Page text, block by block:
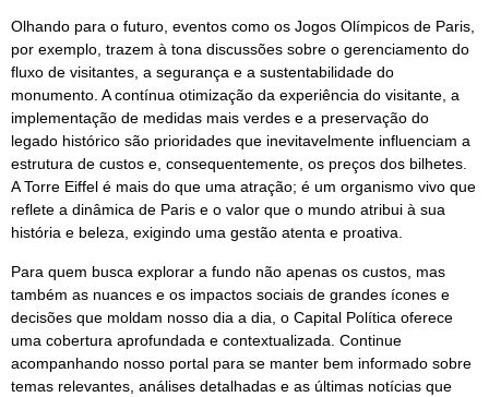
Olhando para o futuro, eventos como os Jogos Olímpicos de Paris,
por exemplo, trazem à tona discussões sobre o gerenciamento do
fluxo de visitantes, a segurança e a sustentabilidade do
monumento. A contínua otimização da experiência do visitante, a
implementação de medidas mais verdes e a preservação do
legado histórico são prioridades que inevitavelmente influenciam a
estrutura de custos e, consequentemente, os preços dos bilhetes.
A Torre Eiffel é mais do que uma atração; é um organismo vivo que
reflete a dinâmica de Paris e o valor que o mundo atribui à sua
história e beleza, exigindo uma gestão atenta e proativa.
Para quem busca explorar a fundo não apenas os custos, mas
também as nuances e os impactos sociais de grandes ícones e
decisões que moldam nosso dia a dia, o Capital Política oferece
uma cobertura aprofundada e contextualizada. Continue
acompanhando nosso portal para se manter bem informado sobre
temas relevantes, análises detalhadas e as últimas notícias que